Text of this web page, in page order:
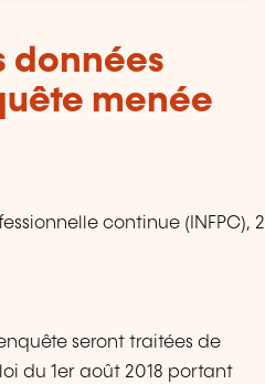
données
menée
continue (INFPC), 2
seront traitées de
du 1er août 2018 portant